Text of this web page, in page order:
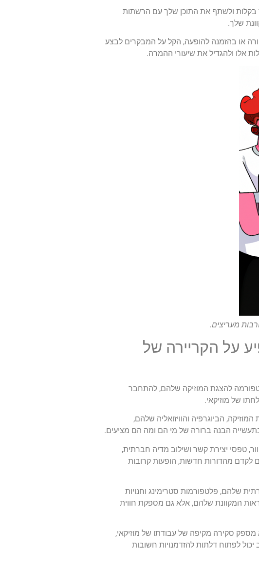
ולשתף את התוכן שלך עם הרשתות
שלך.
או בהזמנה להופעה, הקל על המבקרים לבצע
אלו ולהגדיל את שיעורי ההמרה.
מעריצים.
על הקריירה של
להצגת המוזיקה שלהם, להתחבר
של מוזיקאי.
הביוגרפיה והוויזואליה שלהם,
בתעשייה הבנה ברורה של מי הם ומה הם מציעים.
טפסי יצירת קשר ושילוב מדיה חברתית,
לקדם מהדורות חדשות, הופעות קרובות
שלהם, פלטפורמות סטרימינג וחנויות
המקוונת שלהם, אלא גם מספקת חווית
מספק סקירה מקיפה של עבודתו של מוזיקאי,
לפתוח דלתות להזדמנויות חשובות